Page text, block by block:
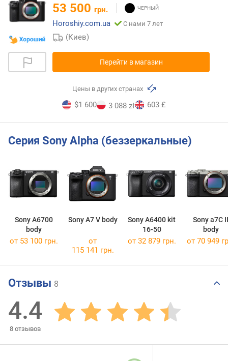
53 500 грн.
Horoshiy.com.ua
С нами 7 лет
(Киев)
Перейти в магазин
Цены в других странах
$1 600 3 088 zł 603 £
Серия Sony Alpha (беззеркальные)
Sony A6700
body
Sony A7 V body
Sony A6400 kit
16-50
Sony a7C II
body
от 53 100 грн.
от
115 141 грн.
от 32 879 грн. от 70 949
Отзывы 8
4.4
8 отзывов